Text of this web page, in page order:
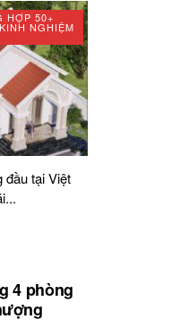
HỢP 50+
NGHIỆM
đầu tại Việt
4 phòng